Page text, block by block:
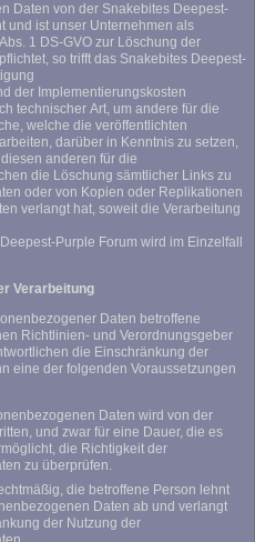
Daten von der Snakebites Deepest-
und ist unser Unternehmen als
1 DS-GVO zur Löschung der
so trifft das Snakebites Deepest-
der Implementierungskosten
technischer Art, um andere für die
welche die veröffentlichten
darüber in Kenntnis zu setzen,
anderen für die
die Löschung sämtlicher Links zu
oder von Kopien oder Replikationen
verlangt hat, soweit die Verarbeitung
Purple Forum wird im Einzelfall
Verarbeitung
Daten betroffene
Richtlinien- und Verordnungsgeber
die Einschränkung der
eine der folgenden Voraussetzungen
Daten wird von der
und zwar für eine Dauer, die es
die Richtigkeit der
zu überprüfen.
die betroffene Person lehnt
Daten ab und verlangt
der Nutzung der